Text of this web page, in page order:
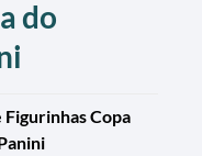
do
Copa